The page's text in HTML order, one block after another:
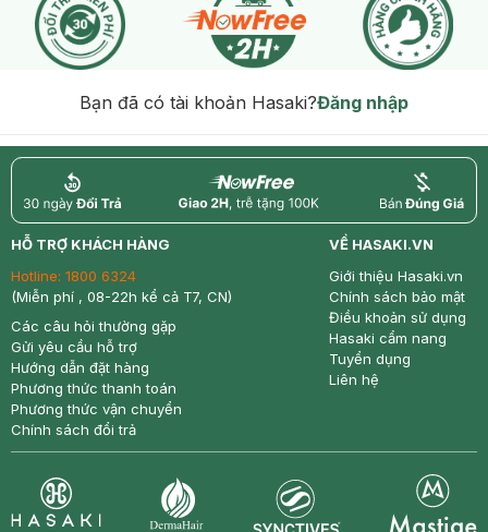
Bạn đã có tài khoản Hasaki?Đăng nhập
return nowfree price
HỖ TRỢ KHÁCH HÀNG
Hotline: 1800 6324
(Miễn phí , 08-22h kể cả T7, CN)
Các câu hỏi thường gặp
Gửi yêu cầu hỗ trợ
Hướng dẫn đặt hàng
Phương thức thanh toán
Phương thức vận chuyển
Chính sách đổi trả
VỀ HASAKI.VN
Giới thiệu Hasaki.vn
Chính sách bảo mật
Điều khoản sử dụng
Hasaki cẩm nang
Tuyển dụng
Liên hệ